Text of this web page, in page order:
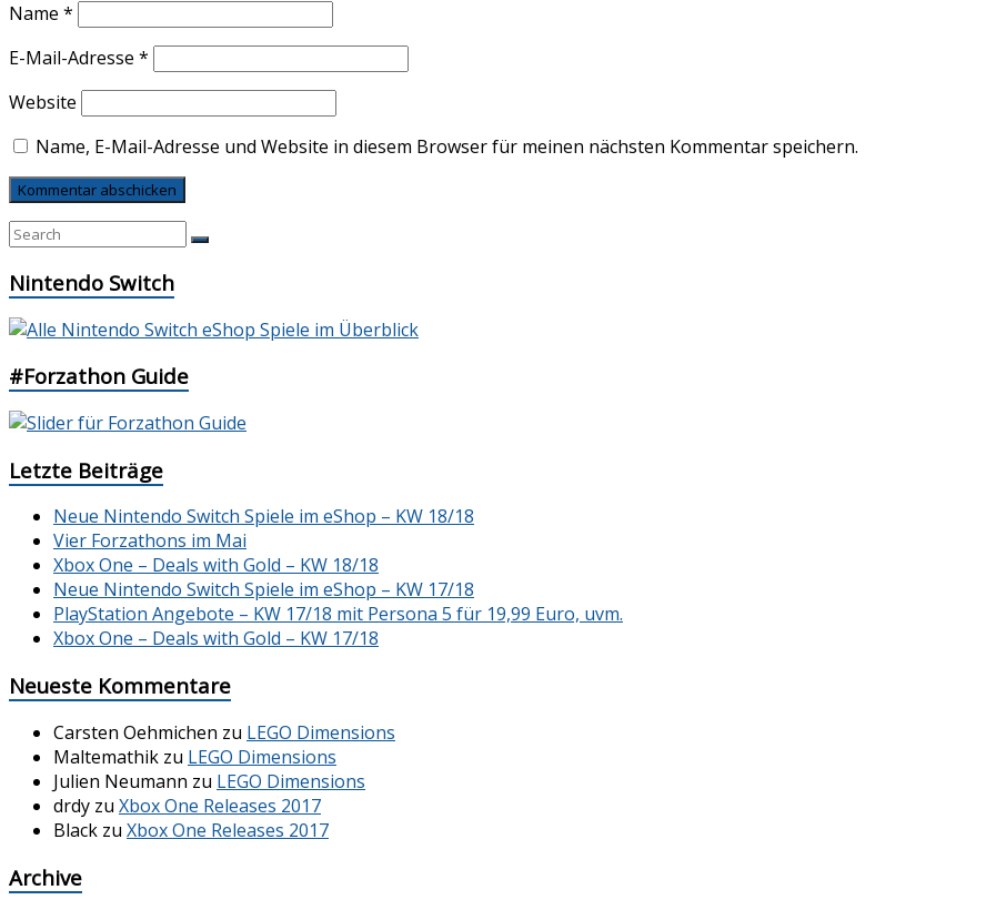
Name *
E-Mail-Adresse *
Website
Name, E-Mail-Adresse und Website in diesem Browser für meinen nächsten Kommentar speichern.
Nintendo Switch
#Forzathon Guide
Letzte Beiträge
Neue Nintendo Switch Spiele im eShop – KW 18/18
Vier Forzathons im Mai
Xbox One – Deals with Gold – KW 18/18
Neue Nintendo Switch Spiele im eShop – KW 17/18
PlayStation Angebote – KW 17/18 mit Persona 5 für 19,99 Euro, uvm.
Xbox One – Deals with Gold – KW 17/18
Neueste Kommentare
Carsten Oehmichen zu LEGO Dimensions
Maltemathik zu LEGO Dimensions
Julien Neumann zu LEGO Dimensions
drdy zu Xbox One Releases 2017
Black zu Xbox One Releases 2017
Archive